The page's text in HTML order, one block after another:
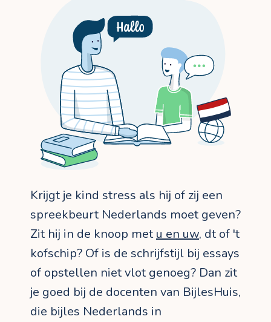
Krijgt je kind stress als hij of zij een
spreekbeurt Nederlands moet geven?
Zit hij in de knoop met u en uw, dt of 't
kofschip? Of is de schrijfstijl bij essays
of opstellen niet vlot genoeg? Dan zit
je goed bij de docenten van BijlesHuis,
die bijles Nederlands in